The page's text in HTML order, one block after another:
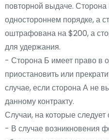
повторной выдаче. Сторона
одностороннем порядке, а
оштрафована на $200, а
для удержания.
- Сторона Б имеет право в
приостановить или
случае, если сторона А не
данному контракту.
Случаи, на которые следует
- В случае возникновения